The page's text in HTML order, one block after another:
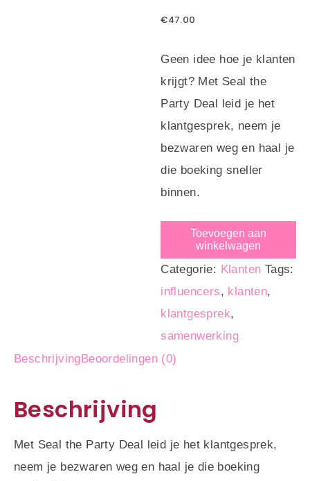
€47.00
Geen idee hoe je klanten
krijgt? Met Seal the
Party Deal leid je het
klantgesprek, neem je
bezwaren weg en haal je
die boeking sneller
binnen.
Toevoegen aan
winkelwagen
Categorie: Klanten Tags:
influencers, klanten,
klantgesprek,
samenwerking
BeschrijvingBeoordelingen (0)
Beschrijving
Met Seal the Party Deal leid je het klantgesprek,
neem je bezwaren weg en haal je die boeking